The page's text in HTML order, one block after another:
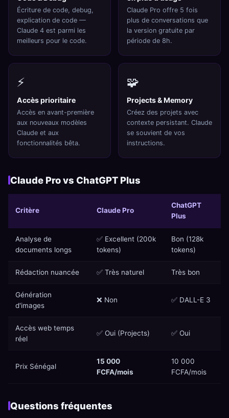
Écriture de code, debug,
explication de code —
Claude 4 est parmi les
meilleurs pour le code.
Claude Pro offre 5 fois
plus de conversations que
la version gratuite par
période de 8h.
⚡
Accès prioritaire
Accès en avant-première
aux nouveaux modèles
Claude et aux
fonctionnalités bêta.
🧩
Projects & Memory
Créez des projets avec
contexte persistant. Claude
se souvient de vos
instructions.
Claude Pro vs ChatGPT Plus
Critère Claude Pro
ChatGPT
Plus
Analyse de
documents longs
✅ Excellent (200k
tokens)
Bon (128k
tokens)
Rédaction nuancée ✅ Très naturel Très bon
Génération
d'images
❌ Non ✅ DALL-E 3
Accès web temps
réel
✅ Oui (Projects) ✅ Oui
Prix Sénégal
15 000
FCFA/mois
10 000
FCFA/mois
Questions fréquentes